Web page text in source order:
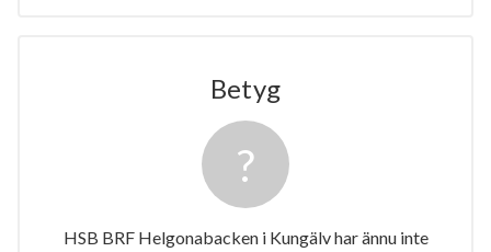
Betyg
HSB BRF Helgonabacken i Kungälv har ännu inte